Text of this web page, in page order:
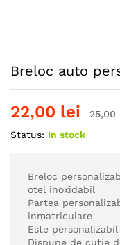
Breloc auto
22,00 lei 25,00
Status: In stock
Breloc
otel inoxidabil
Partea
inmatriculare
Este
Dispune de cutie